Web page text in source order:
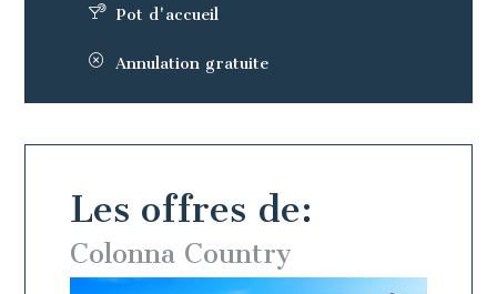
Les offres de:
Colonna Country
Pot d'accueil
Annulation gratuite